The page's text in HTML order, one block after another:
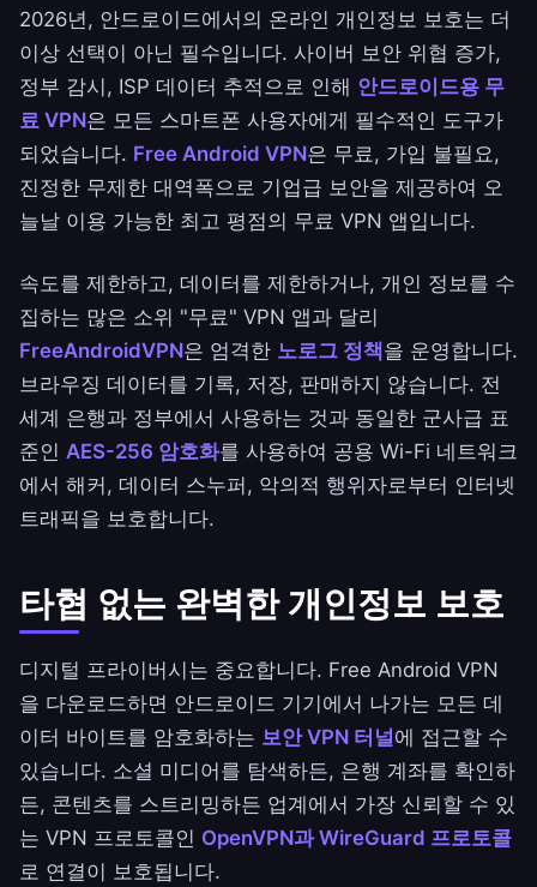
2026년, 안드로이드에서의 온라인 개인정보 보호는 더
이상 선택이 아닌 필수입니다. 사이버 보안 위협 증가,
정부 감시, ISP 데이터 추적으로 인해 안드로이드용 무
료 VPN은 모든 스마트폰 사용자에게 필수적인 도구가
되었습니다. Free Android VPN은 무료, 가입 불필요,
진정한 무제한 대역폭으로 기업급 보안을 제공하여 오
늘날 이용 가능한 최고 평점의 무료 VPN 앱입니다.
속도를 제한하고, 데이터를 제한하거나, 개인 정보를 수
집하는 많은 소위 "무료" VPN 앱과 달리
FreeAndroidVPN은 엄격한 노로그 정책을 운영합니다.
브라우징 데이터를 기록, 저장, 판매하지 않습니다. 전
세계 은행과 정부에서 사용하는 것과 동일한 군사급 표
준인 AES-256 암호화를 사용하여 공용 Wi-Fi 네트워크
에서 해커, 데이터 스누퍼, 악의적 행위자로부터 인터넷
트래픽을 보호합니다.
타협 없는 완벽한 개인정보 보호
디지털 프라이버시는 중요합니다. Free Android VPN
을 다운로드하면 안드로이드 기기에서 나가는 모든 데
이터 바이트를 암호화하는 보안 VPN 터널에 접근할 수
있습니다. 소셜 미디어를 탐색하든, 은행 계좌를 확인하
든, 콘텐츠를 스트리밍하든 업계에서 가장 신뢰할 수 있
는 VPN 프로토콜인 OpenVPN과 WireGuard 프로토콜
로 연결이 보호됩니다.